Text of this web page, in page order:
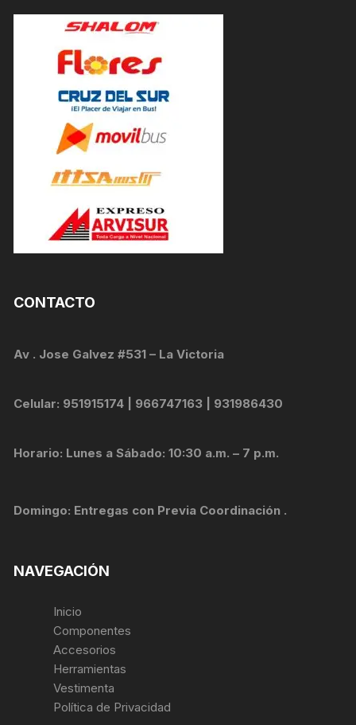
CONTACTO
Av . Jose Galvez #531 – La Victoria
Celular: 951915174 | 966747163 | 931986430
Horario: Lunes a Sábado: 10:30 a.m. – 7 p.m.
Domingo: Entregas con Previa Coordinación .
NAVEGACIÓN
Inicio
Componentes
Accesorios
Herramientas
Vestimenta
Política de Privacidad